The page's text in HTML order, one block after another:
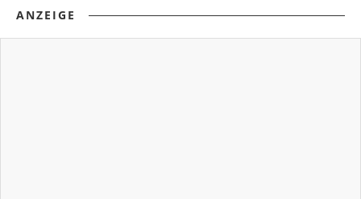
ANZEIGE